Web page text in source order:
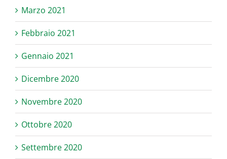
Marzo 2021
Febbraio 2021
Gennaio 2021
Dicembre 2020
Novembre 2020
Ottobre 2020
Settembre 2020